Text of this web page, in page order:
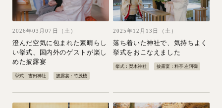
2026年03月07日（土）
澄んだ空気に包まれた素晴らし
い挙式、国内外のゲストが楽し
めた披露宴
挙式：吉田神社 披露宴：竹茂楼
2025年12月13日（土）
落ち着いた神社で、気持ちよく
挙式をおこなえました
挙式：梨木神社 披露宴：料亭 左阿彌